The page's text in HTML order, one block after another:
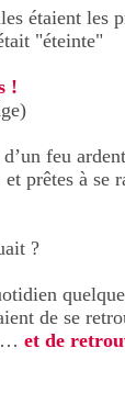
étaient les
"éteinte"
!
feu
prêtes à se
?
de se
et de